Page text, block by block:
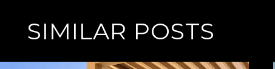
SIMILAR POSTS